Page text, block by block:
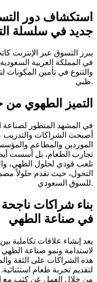
استكشاف دور
جديد في سلسلة
يبرز التسوق عبر الإنترنت
في المملكة العربية
والتنوع في تأمين المكونات
ظبي.
التميز الطهوي
في المشهد المتطور لصناعة
أصبحت الشراكات والتدريب
الموردين والمطاعم
تجارب الطعام، بل أسست أيضاً
تلعب قودي لحلول الطهي،
التحول، حيث تقدم حلولاً
للسوق السعودي.
بناء شراكات
في صناعة الطهي
يعد إنشاء علاقات تكاملية
لاستدامة ونمو صناعة الطهي
هذه الشراكات على الثقة
لتقديم تجربة طعام
من خلال العمل عن كثب مع